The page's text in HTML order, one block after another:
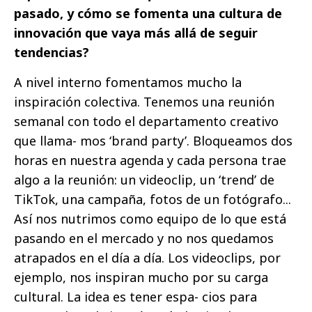
pasado, y cómo se fomenta una cultura de
innovación que vaya más allá de seguir
tendencias?
A nivel interno fomentamos mucho la
inspiración colectiva. Tenemos una reunión
semanal con todo el departamento creativo
que llama- mos ‘brand party’. Bloqueamos dos
horas en nuestra agenda y cada persona trae
algo a la reunión: un videoclip, un ‘trend’ de
TikTok, una campaña, fotos de un fotógrafo...
Así nos nutrimos como equipo de lo que está
pasando en el mercado y no nos quedamos
atrapados en el día a día. Los videoclips, por
ejemplo, nos inspiran mucho por su carga
cultural. La idea es tener espa- cios para